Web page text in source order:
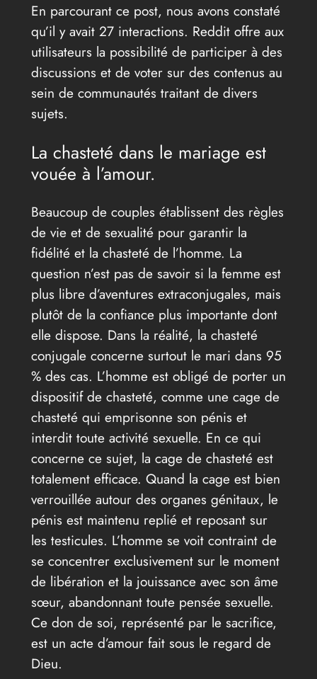
En parcourant ce post, nous avons constaté
qu’il y avait 27 interactions. Reddit offre aux
utilisateurs la possibilité de participer à des
discussions et de voter sur des contenus au
sein de communautés traitant de divers
sujets.
La chasteté dans le mariage est
vouée à l’amour.
Beaucoup de couples établissent des règles
de vie et de sexualité pour garantir la
fidélité et la chasteté de l’homme. La
question n’est pas de savoir si la femme est
plus libre d’aventures extraconjugales, mais
plutôt de la confiance plus importante dont
elle dispose. Dans la réalité, la chasteté
conjugale concerne surtout le mari dans 95
% des cas. L’homme est obligé de porter un
dispositif de chasteté, comme une cage de
chasteté qui emprisonne son pénis et
interdit toute activité sexuelle. En ce qui
concerne ce sujet, la cage de chasteté est
totalement efficace. Quand la cage est bien
verrouillée autour des organes génitaux, le
pénis est maintenu replié et reposant sur
les testicules. L’homme se voit contraint de
se concentrer exclusivement sur le moment
de libération et la jouissance avec son âme
sœur, abandonnant toute pensée sexuelle.
Ce don de soi, représenté par le sacrifice,
est un acte d’amour fait sous le regard de
Dieu.